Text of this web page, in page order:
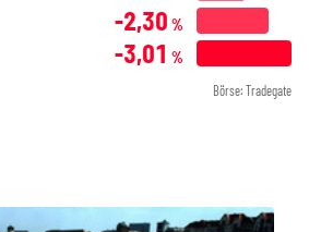
-2,30 %
-3,01 %
Börse: Tradegate